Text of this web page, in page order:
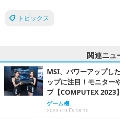
トピックス
関連ニュ
MSI、パワーアップし
ップに注目！モニター
プ【COMPUTEX 2023】
ゲーム機
2023.6.9 Fri 18:15